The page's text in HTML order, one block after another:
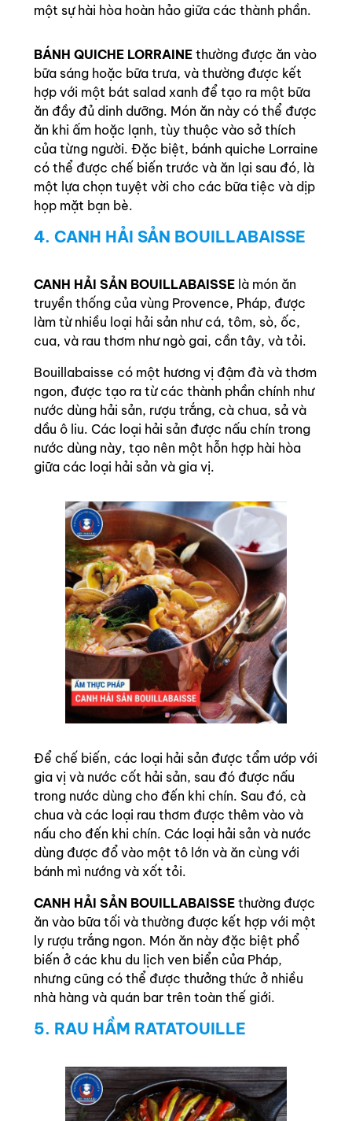
một sự hài hòa hoàn hảo giữa các thành phần.
BÁNH QUICHE LORRAINE thường được ăn vào
bữa sáng hoặc bữa trưa, và thường được kết
hợp với một bát salad xanh để tạo ra một bữa
ăn đầy đủ dinh dưỡng. Món ăn này có thể được
ăn khi ấm hoặc lạnh, tùy thuộc vào sở thích
của từng người. Đặc biệt, bánh quiche Lorraine
có thể được chế biến trước và ăn lại sau đó, là
một lựa chọn tuyệt vời cho các bữa tiệc và dịp
họp mặt bạn bè.
4. CANH HẢI SẢN BOUILLABAISSE
CANH HẢI SẢN BOUILLABAISSE là món ăn
truyền thống của vùng Provence, Pháp, được
làm từ nhiều loại hải sản như cá, tôm, sò, ốc,
cua, và rau thơm như ngò gai, cần tây, và tỏi.
Bouillabaisse có một hương vị đậm đà và thơm
ngon, được tạo ra từ các thành phần chính như
nước dùng hải sản, rượu trắng, cà chua, sả và
dầu ô liu. Các loại hải sản được nấu chín trong
nước dùng này, tạo nên một hỗn hợp hài hòa
giữa các loại hải sản và gia vị.
Để chế biến, các loại hải sản được tẩm ướp với
gia vị và nước cốt hải sản, sau đó được nấu
trong nước dùng cho đến khi chín. Sau đó, cà
chua và các loại rau thơm được thêm vào và
nấu cho đến khi chín. Các loại hải sản và nước
dùng được đổ vào một tô lớn và ăn cùng với
bánh mì nướng và xốt tỏi.
CANH HẢI SẢN BOUILLABAISSE thường được
ăn vào bữa tối và thường được kết hợp với một
ly rượu trắng ngon. Món ăn này đặc biệt phổ
biến ở các khu du lịch ven biển của Pháp,
nhưng cũng có thể được thưởng thức ở nhiều
nhà hàng và quán bar trên toàn thế giới.
5. RAU HẦM RATATOUILLE